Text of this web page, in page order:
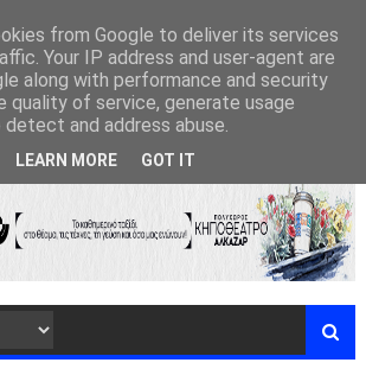
from Google to deliver its services
Your IP address and user-agent are
along with performance and security
quality of service, generate usage
and address abuse.
LEARN MORE GOT IT